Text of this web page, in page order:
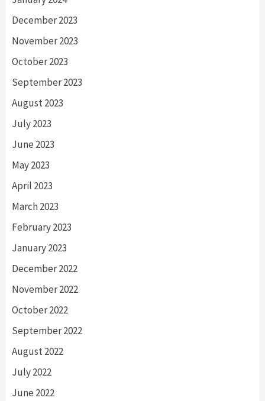
December 2023
November 2023
October 2023
September 2023
August 2023
July 2023
June 2023
May 2023
April 2023
March 2023
February 2023
January 2023
December 2022
November 2022
October 2022
September 2022
August 2022
July 2022
June 2022